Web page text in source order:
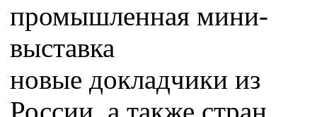
промышленная мини-
выставка
новые докладчики из
России, а также стран